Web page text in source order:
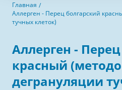
Главная
Аллерген - Перец болгарский
тучных клеток)
Аллерген -
красный
дегрануляции